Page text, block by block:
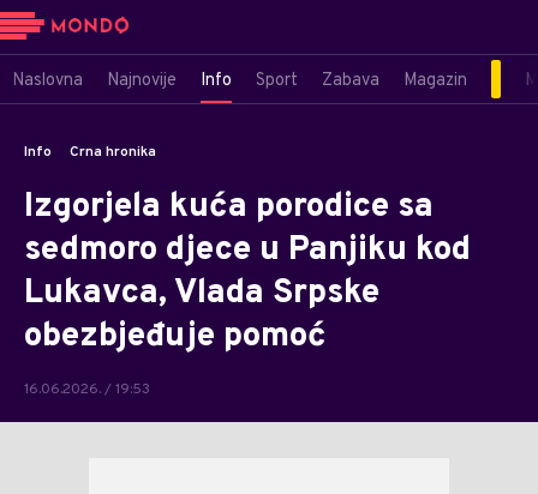
Naslovna Najnovije Info Sport Zabava Magazin
Info Crna hronika
Izgorjela kuća porodice sa
sedmoro djece u Panjiku kod
Lukavca, Vlada Srpske
obezbjeđuje pomoć
16.06.2026. / 19:53